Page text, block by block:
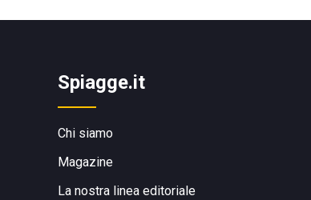
Spiagge.it
Chi siamo
Magazine
La nostra linea editoriale